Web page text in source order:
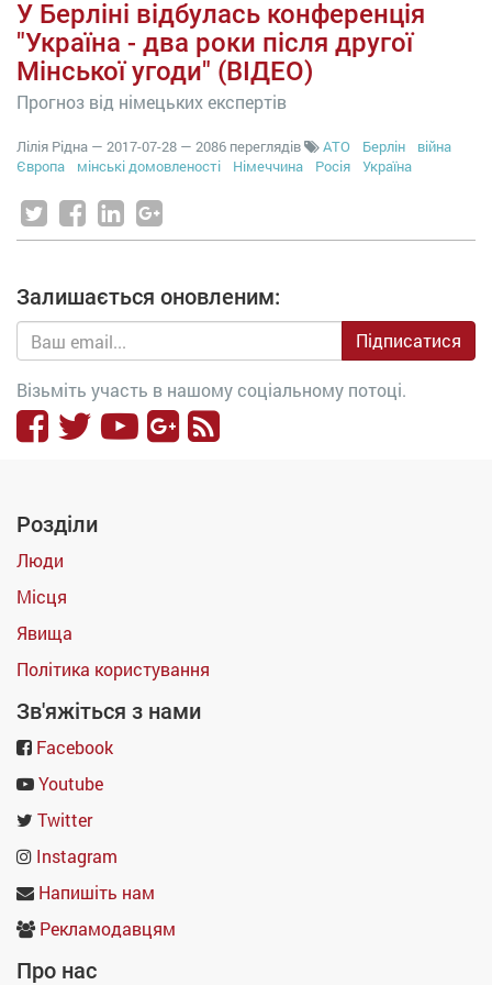
У Берліні відбулась конференція
"Україна - два роки після другої
Мінської угоди" (ВІДЕО)
Прогноз від німецьких експертів
Лілія Рідна — 2017-07-28 — 2086 переглядів АТО Берлін
війна
Європа
мінські домовленості Німеччина Росія Україна
Залишається оновленим:
Підписатися
Візьміть участь в нашому соціальному потоці.
Розділи
Люди
Місця
Явища
Політика користування
Зв'яжіться з нами
Facebook
Youtube
Twitter
Instagram
Напишіть нам
Рекламодавцям
Про нас